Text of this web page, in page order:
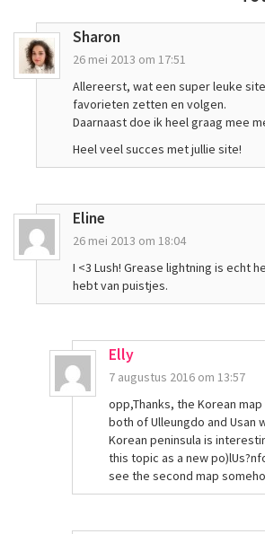
Sharon
26 mei 2013 om 17:51
Allereerst, wat een super leuke site
favorieten zetten en volgen.
Daarnaast doe ik heel graag mee
Heel veel succes met jullie site!
Eline
26 mei 2013 om 18:04
I <3 Lush! Grease lightning is echt
hebt van puistjes.
Elly
7 augustus 2016 om 13:57
opp,Thanks, the Korean
both of Ulleungdo and Usan
Korean peninsula is
this topic as a new
see the second map